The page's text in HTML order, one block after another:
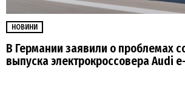
НОВИНИ
В Германии заявили о проблемах
выпуска электрокроссовера Audi